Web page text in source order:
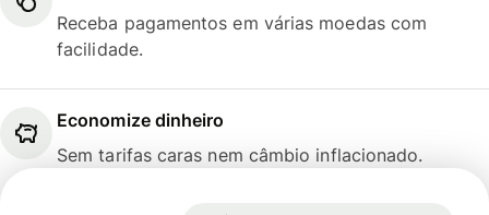
Receba pagamentos em várias moedas com
facilidade.
Economize dinheiro
Sem tarifas caras nem câmbio inflacionado.